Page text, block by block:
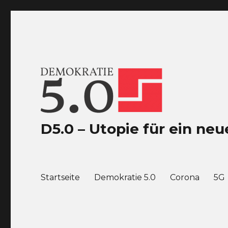
D5.0 – Utopie für ein
Startseite Demokratie 5.0 Corona 5G